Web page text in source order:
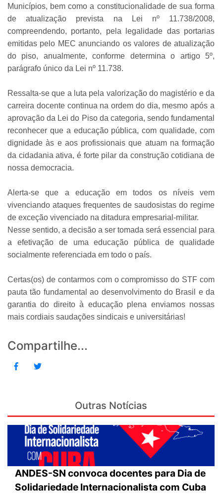
Municípios, bem como a constitucionalidade de sua forma
de atualização prevista na Lei nº 11.738/2008,
compreendendo, portanto, pela legalidade das portarias
emitidas pelo MEC anunciando os valores de atualização
do piso, anualmente, conforme determina o artigo 5º,
parágrafo único da Lei nº 11.738.
Ressalta-se que a luta pela valorização do magistério e da
carreira docente continua na ordem do dia, mesmo após a
aprovação da Lei do Piso da categoria, sendo fundamental
reconhecer que a educação pública, com qualidade, com
dignidade às e aos profissionais que atuam na formação
da cidadania ativa, é forte pilar da construção cotidiana de
nossa democracia.
Alerta-se que a educação em todos os níveis vem
vivenciando ataques frequentes de saudosistas do regime
de exceção vivenciado na ditadura empresarial-militar.
Nesse sentido, a decisão a ser tomada será essencial para
a efetivação de uma educação pública de qualidade
socialmente referenciada em todo o país.
Certas(os) de contarmos com o compromisso do STF com
pauta tão fundamental ao desenvolvimento do Brasil e da
garantia do direito à educação plena enviamos nossas
mais cordiais saudações sindicais e universitárias!
Compartilhe...
Outras Notícias
ANDES-SN convoca docentes para Dia de
Solidariedade Internacionalista com Cuba